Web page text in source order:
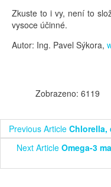
Zkuste to i vy, není to
vysoce účinné.
Autor: Ing. Pavel Sýkora,
Zobrazeno: 6119
Previous Article Chlorella,
Next Article Omega-3